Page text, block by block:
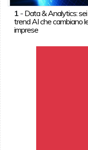
1- Data & Analytics: sei
trend AI che cambiano
imprese